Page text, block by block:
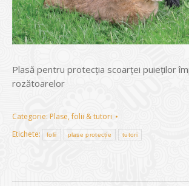
Plasă pentru protecția scoarței puieților
rozătoarelor
Categorie: Plase, folii & tutori
Etichete:
folii plase protecție tutori